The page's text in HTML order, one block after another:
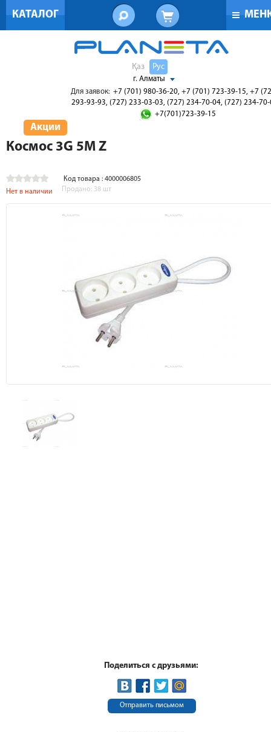
КАТАЛОГ
Қаз Рус
г. Алматы
Для заявок: +7 (701) 980-36-20, +7 (701) 723-39-15, +7
293-93-93, (727) 233-03-03, (727) 234-70-04, (727) 234-
+7(701)723-39-15
Акции
Космос 3G 5М Z
Код товара : 4000006805
Нет в наличии
Продано: 38 шт
Поделиться с друзьями:
Отправить письмом